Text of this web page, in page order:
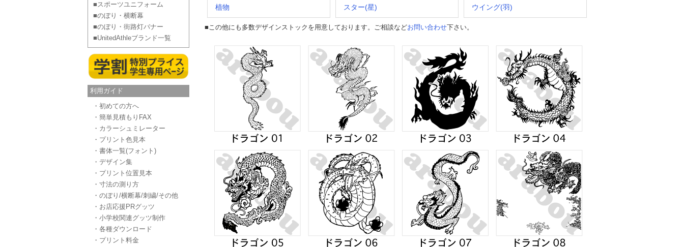
■スポーツユニフォーム
■のぼり・横断幕
■のぼり・街路灯バナー
■UnitedAthleブランド一覧
利用ガイド
・初めての方へ
・簡単見積もりFAX
・カラーシュミレーター
・プリント色見本
・書体一覧(フォント)
・デザイン集
・プリント位置見本
・寸法の測り方
・のぼり/横断幕/刺繍/その他
・お店応援PRグッツ
・小学校関連グッツ制作
・各種ダウンロード
・プリント料金
植物 スター(星) ウイング(羽)
■この他にも多数デザインストックを用意しております。ご相談などお問い合わせ下さい。